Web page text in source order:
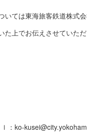
ては東海旅客鉄道株式
上でお伝えさせていた
：ko-